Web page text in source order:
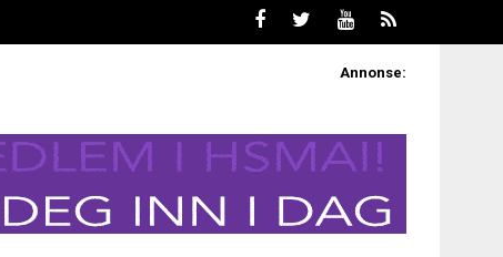
Annonse: